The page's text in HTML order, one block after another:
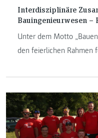
Interdisziplinäre
Bauingenieurwesen –
Unter dem Motto
den feierlichen Rahmen
Ausstellungstisch
interdisziplinären
Architektur und